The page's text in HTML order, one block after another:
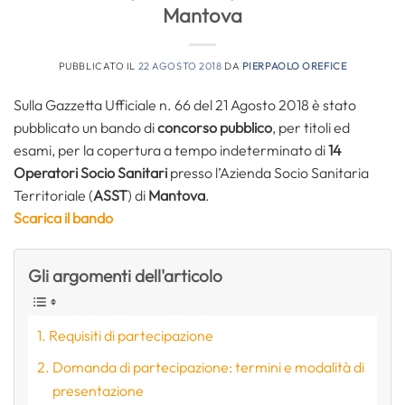
Mantova
PUBBLICATO IL 22 AGOSTO 2018 DA PIERPAOLO OREFICE
Sulla Gazzetta Ufficiale n. 66 del 21 Agosto 2018 è stato
pubblicato un bando diconcorso pubblico, per titoli ed
esami, per la copertura a tempo indeterminato di14
Operatori Socio Sanitari presso l’Azienda Socio Sanitaria
Territoriale (ASST) di Mantova.
Scarica il bando
Gli argomenti dell'articolo
Requisiti di partecipazione
Domanda di partecipazione: termini e modalità di
presentazione